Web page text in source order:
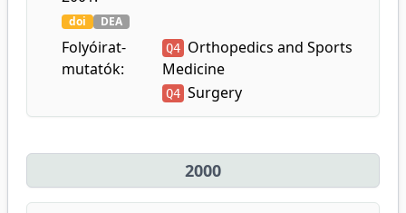
doi DEA
Folyóirat-
mutatók:
Q4 Orthopedics and Sports
Medicine
Q4 Surgery
2000